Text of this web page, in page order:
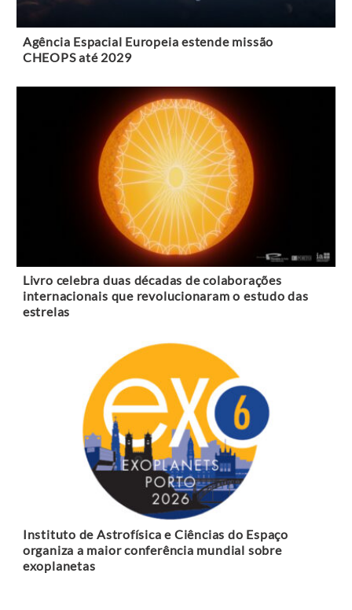
Agência Espacial Europeia estende missão
CHEOPS até 2029
Livro celebra duas décadas de colaborações
internacionais que revolucionaram o estudo das
estrelas
Instituto de Astrofísica e Ciências do Espaço
organiza a maior conferência mundial sobre
exoplanetas